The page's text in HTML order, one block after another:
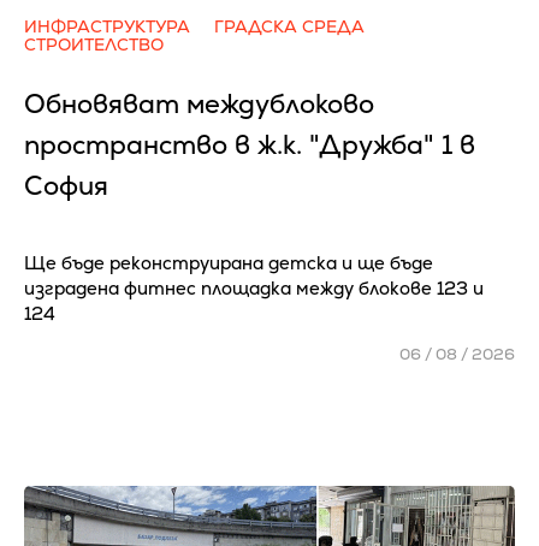
ИНФРАСТРУКТУРА
ГРАДСКА СРЕДА
СТРОИТЕЛСТВО
Обновяват междублоково
пространство в ж.к. "Дружба" 1 в
София
Ще бъде реконструирана детска и ще бъде
изградена фитнес площадка между блокове 123 и
124
06 / 08 / 2026